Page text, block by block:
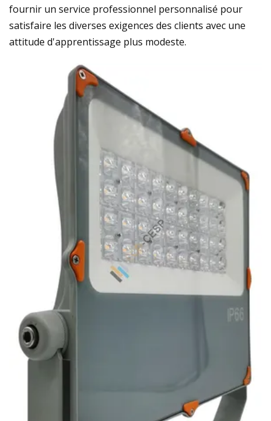
fournir un service professionnel personnalisé pour
satisfaire les diverses exigences des clients avec une
attitude d'apprentissage plus modeste.